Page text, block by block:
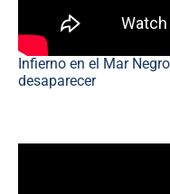
Infierno en el Mar
desaparecer